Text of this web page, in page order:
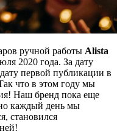
ручной работы Alista
2020 года. За дату
первой публикации в
что в этом году мы
Наш бренд пока еще
каждый день мы
становился